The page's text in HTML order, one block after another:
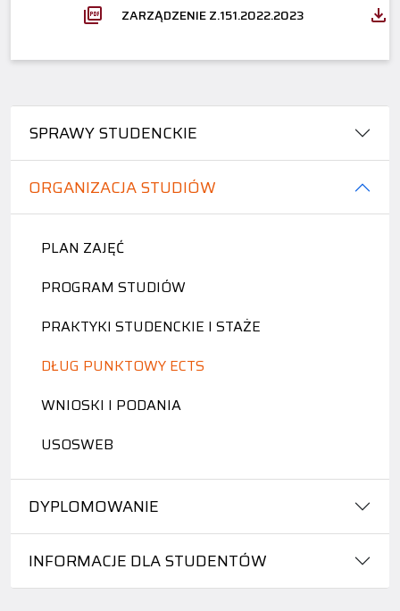
SPRAWY STUDENCKIE
ORGANIZACJA STUDIÓW
PLAN ZAJĘĆ
PROGRAM STUDIÓW
PRAKTYKI STUDENCKIE I STAŻE
DŁUG PUNKTOWY ECTS
WNIOSKI I PODANIA
USOSWEB
DYPLOMOWANIE
INFORMACJE DLA STUDENTÓW
ZARZĄDZENIE Z.151.2022.2023